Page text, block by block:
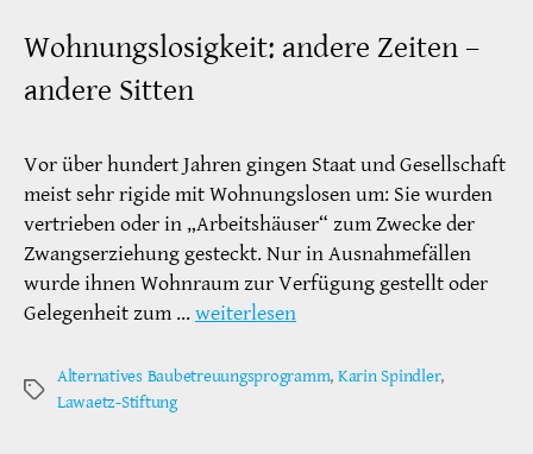
Wohnungslosigkeit: andere Zeiten –
andere Sitten
Vor über hundert Jahren gingen Staat und Gesellschaft
meist sehr rigide mit Wohnungslosen um: Sie wurden
vertrieben oder in „Arbeitshäuser“ zum Zwecke der
Zwangserziehung gesteckt. Nur in Ausnahmefällen
wurde ihnen Wohnraum zur Verfügung gestellt oder
Gelegenheit zum … weiterlesen
Schlagwörter
Alternatives Baubetreuungsprogramm, Karin Spindler,
Lawaetz-Stiftung